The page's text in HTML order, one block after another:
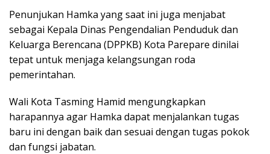
Penunjukan Hamka yang saat ini juga menjabat
sebagai Kepala Dinas Pengendalian Penduduk dan
Keluarga Berencana (DPPKB) Kota Parepare dinilai
tepat untuk menjaga kelangsungan roda
pemerintahan.
Wali Kota Tasming Hamid mengungkapkan
harapannya agar Hamka dapat menjalankan tugas
baru ini dengan baik dan sesuai dengan tugas pokok
dan fungsi jabatan.